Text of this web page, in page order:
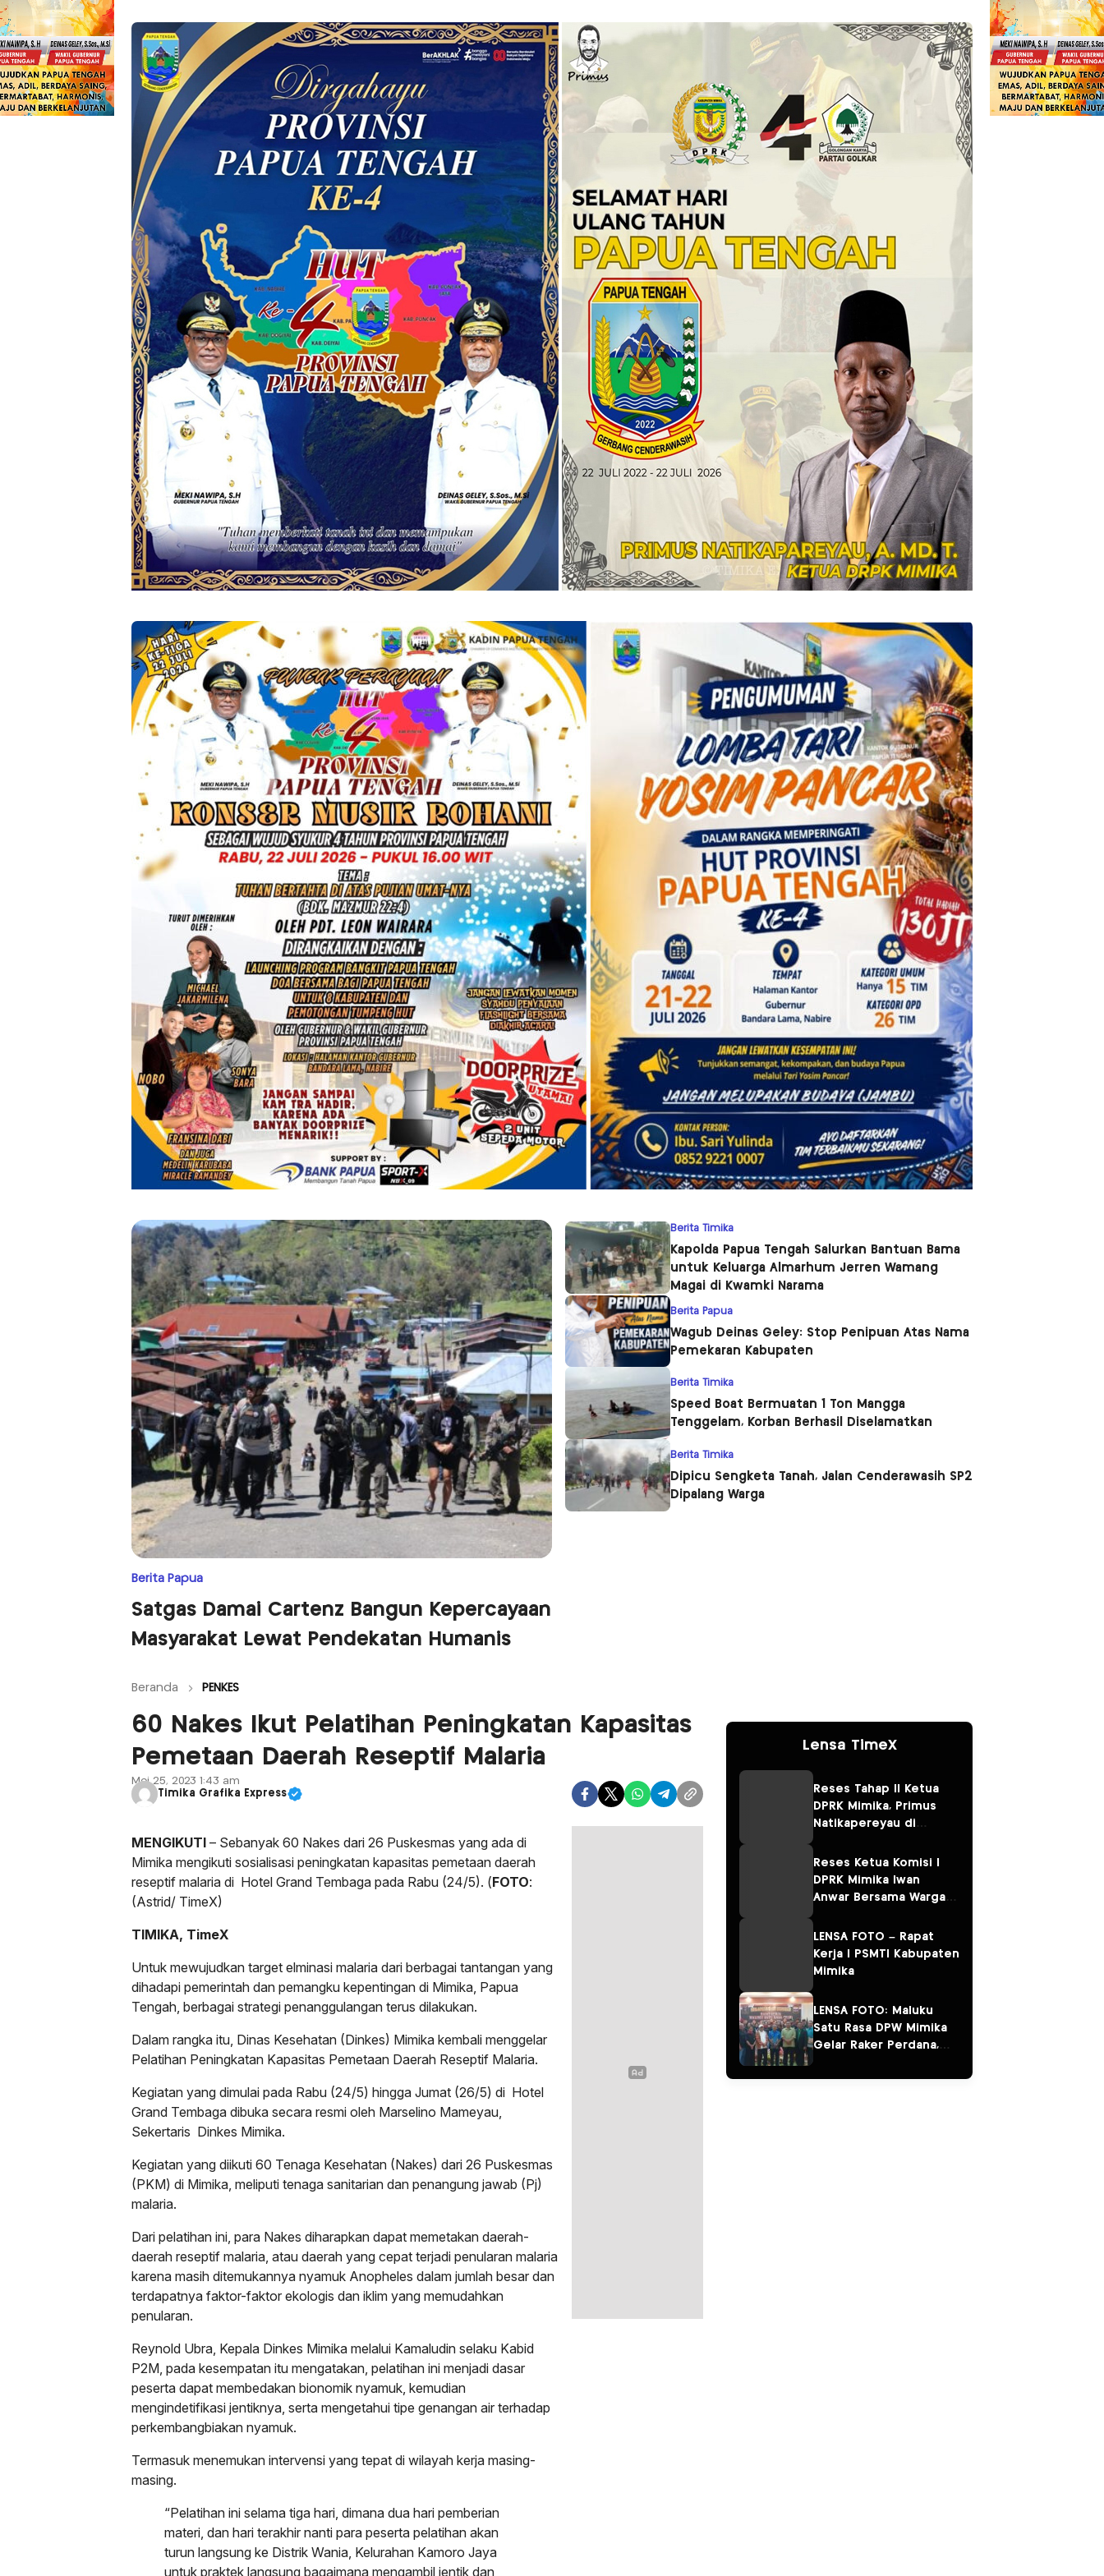
Berita Papua
Satgas Damai Cartenz Bangun Kepercayaan
Masyarakat Lewat Pendekatan Humanis
Berita Timika
Kapolda Papua Tengah Salurkan Bantuan Bama
untuk Keluarga Almarhum Jerren Wamang
Magai di Kwamki Narama
Berita Papua
Wagub Deinas Geley: Stop Penipuan Atas Nama
Pemekaran Kabupaten
Berita Timika
Speed Boat Bermuatan 1 Ton Mangga
Tenggelam, Korban Berhasil Diselamatkan
Berita Timika
Dipicu Sengketa Tanah, Jalan Cenderawasih SP2
Dipalang Warga
Beranda PENKES
60 Nakes Ikut Pelatihan Peningkatan Kapasitas
Pemetaan Daerah Reseptif Malaria
Mei 25, 2023 1:43 am
Timika Grafika Express
MENGIKUTI – Sebanyak 60 Nakes dari 26 Puskesmas yang ada di
Mimika mengikuti sosialisasi peningkatan kapasitas pemetaan daerah
reseptif malaria di Hotel Grand Tembaga pada Rabu (24/5). (FOTO:
(Astrid/ TimeX)
TIMIKA, TimeX
Untuk mewujudkan target elminasi malaria dari berbagai tantangan yang
dihadapi pemerintah dan pemangku kepentingan di Mimika, Papua
Tengah, berbagai strategi penanggulangan terus dilakukan.
Dalam rangka itu, Dinas Kesehatan (Dinkes) Mimika kembali menggelar
Pelatihan Peningkatan Kapasitas Pemetaan Daerah Reseptif Malaria.
Kegiatan yang dimulai pada Rabu (24/5) hingga Jumat (26/5) di Hotel
Grand Tembaga dibuka secara resmi oleh Marselino Mameyau,
Sekertaris Dinkes Mimika.
Kegiatan yang diikuti 60 Tenaga Kesehatan (Nakes) dari 26 Puskesmas
(PKM) di Mimika, meliputi tenaga sanitarian dan penangung jawab (Pj)
malaria.
Dari pelatihan ini, para Nakes diharapkan dapat memetakan daerah-
daerah reseptif malaria, atau daerah yang cepat terjadi penularan malaria
karena masih ditemukannya nyamuk Anopheles dalam jumlah besar dan
terdapatnya faktor-faktor ekologis dan iklim yang memudahkan
penularan.
Reynold Ubra, Kepala Dinkes Mimika melalui Kamaludin selaku Kabid
P2M, pada kesempatan itu mengatakan, pelatihan ini menjadi dasar
peserta dapat membedakan bionomik nyamuk, kemudian
mengindetifikasi jentiknya, serta mengetahui tipe genangan air terhadap
perkembangbiakan nyamuk.
Termasuk menemukan intervensi yang tepat di wilayah kerja masing-
masing.
“Pelatihan ini selama tiga hari, dimana dua hari pemberian
materi, dan hari terakhir nanti para peserta pelatihan akan
turun langsung ke Distrik Wania, Kelurahan Kamoro Jaya
untuk praktek langsung bagaimana mengambil jentik dan
Lensa TimeX
Reses Tahap II Ketua
DPRK Mimika, Primus
Natikapereyau di
Pulau Karaka
Reses Ketua Komisi I
DPRK Mimika Iwan
Anwar Bersama Warga
LENSA FOTO – Rapat
Kerja I PSMTI Kabupaten
Mimika
LENSA FOTO: Maluku
Satu Rasa DPW Mimika
Gelar Raker Perdana,
“Salam Sarane”